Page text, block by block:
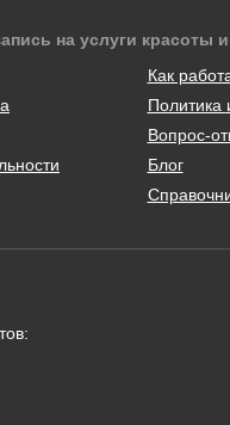
на услуги красоты
Как
Политика
Вопрос-
Блог